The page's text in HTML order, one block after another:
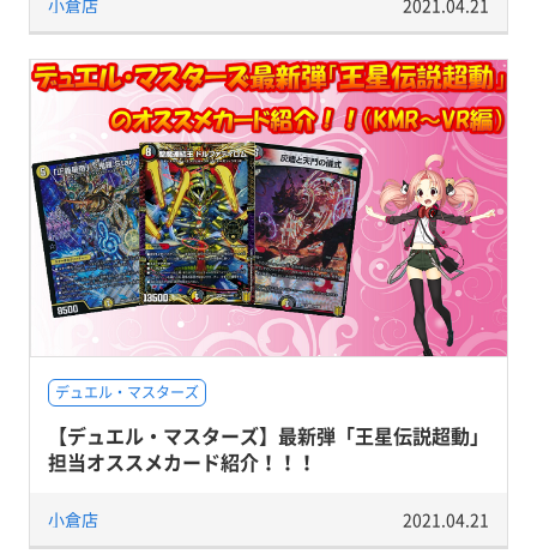
デュエル・マスターズ
【デュエル・マスターズ】最新弾「王星伝説超動」
担当オススメカード紹介！！！
小倉店 2021.04.21